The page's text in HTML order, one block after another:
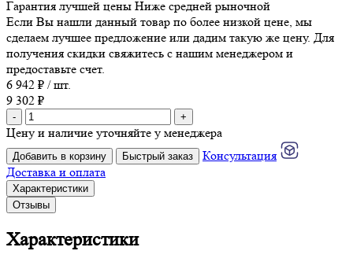
Гарантия лучшей цены Ниже средней рыночной
Если Вы нашли данный товар по более низкой цене, мы
сделаем лучшее предложение или дадим такую же цену. Для
получения скидки свяжитесь с нашим менеджером и
предоставьте счет.
6 942 ₽ / шт.
9 302 ₽
- +
Цену и наличие уточняйте у менеджера
Добавить в корзину Быстрый заказ
Консультация
Доставка и оплата
Характеристики
Отзывы
Характеристики